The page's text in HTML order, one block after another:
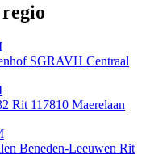
SGRAVH Centraal
Rit 117810 Maerelaan
Beneden-Leeuwen Rit